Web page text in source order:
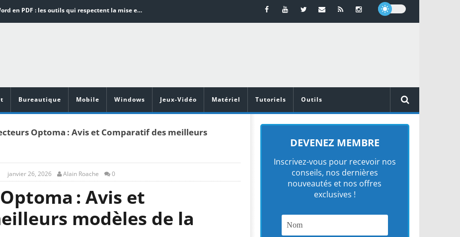
Word en PDF : les outils qui respectent la mise en page
Vidéoprojecteurs Asus : Top 6 des meilleurs modèles de la marque
Bureautique Mobile Windows Jeux-Vidéo Matériel Tutoriels Outils
Optoma : Avis et Comparatif des meilleurs
janvier 26, 2026 Alain Roache 0
: Avis et
modèles de la
DEVENEZ MEMBRE
Inscrivez-vous pour recevoir nos
conseils, nos dernières
nouveautés et nos offres
exclusives !